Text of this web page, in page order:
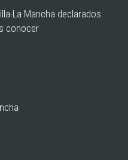
La Mancha declarados
conocer